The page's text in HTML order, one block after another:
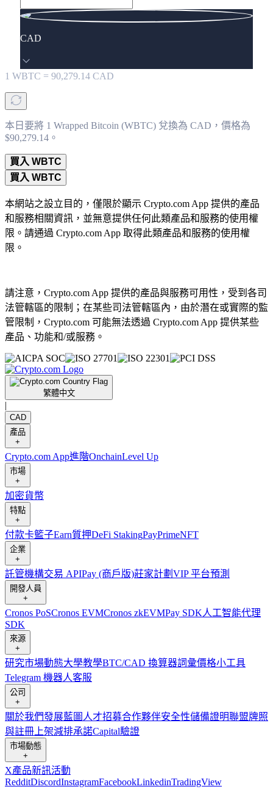
CAD
1 WBTC = 90,279.14 CAD
本日要將 1 Wrapped Bitcoin (WBTC) 兌換為 CAD，價格為
$90,279.14。
買入 WBTC
買入 WBTC
本網站之設立目的，僅限於顯示 Crypto.com App 提供的產品
和服務相關資訊，並無意提供任何此類產品和服務的使用權
限。請通過 Crypto.com App 取得此類產品和服務的使用權
限。
請注意，Crypto.com App 提供的產品與服務可用性，受到各司
法管轄區的限制；在某些司法管轄區內，由於潛在或實際的監
管限制，Crypto.com 可能無法透過 Crypto.com App 提供某些
產品、功能和/或服務。
繁體中文
|
CAD
產品
+
Crypto.com App進階OnchainLevel Up
市場
+
加密貨幣
特點
+
付款卡籃子Earn質押DeFi StakingPayPrimeNFT
企業
+
託管機構交易 APIPay (商戶版)莊家計劃 VIP 平台預測
開發人員
+
Cronos PoSCronos EVMCronos zkEVMPay SDK人工智能代理
SDK
來源
+
研究市場動態大學教學BTC/CAD 換算器詞彙價格小工具
Telegram 機器人客服
公司
+
關於我們發展藍圖 人才招募合作夥伴安全性儲備證明聯盟牌照
與註冊 上架減排承諾Capital驗證
市場動態
+
X產品新訊活動
RedditDiscordInstagramFacebookLinkedinTradingView